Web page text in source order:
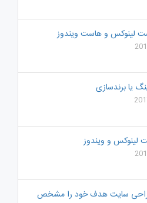
لینوکس و هاست ویندوز
یا برندسازی
لینوکس و ویندوز
سایت هدف خود را مشخص